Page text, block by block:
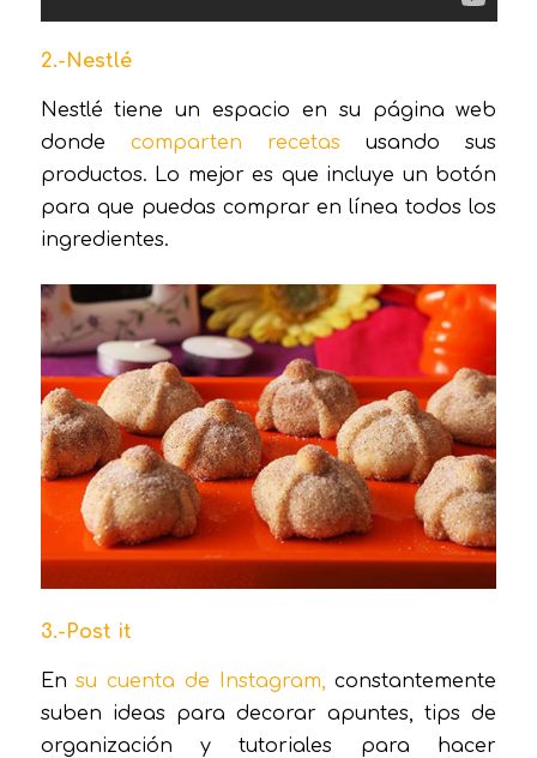
2.-Nestlé
Nestlé tiene un espacio en su página web
donde comparten recetas usando sus
productos. Lo mejor es que incluye un botón
para que puedas comprar en línea todos los
ingredientes.
3.-Post it
Ensu cuenta de Instagram, constantemente
suben ideas para decorar apuntes, tips de
organización y tutoriales para hacer